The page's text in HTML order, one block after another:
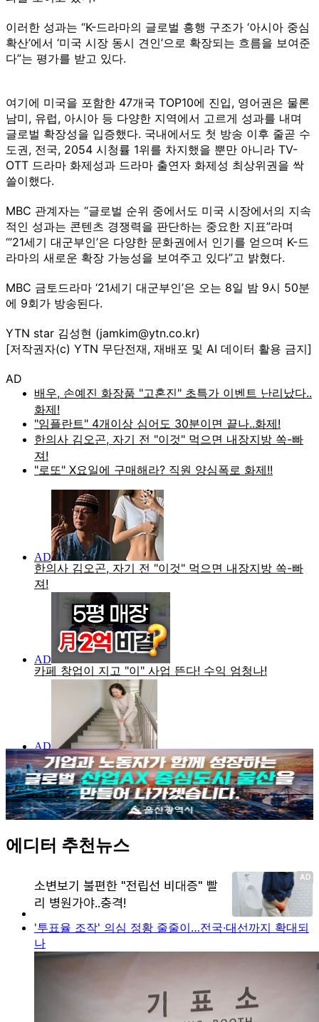
이러한 성과는 “K-드라마의 글로벌 흥행 구조가 ‘아시아 중심
확산’에서 ‘미국 시장 동시 견인’으로 확장되는 흐름을 보여준
다”는 평가를 받고 있다.
여기에 미국을 포함한 47개국 TOP10에 진입, 영어권은 물론
남미, 유럽, 아시아 등 다양한 지역에서 고르게 성과를 내며
글로벌 확장성을 입증했다. 국내에서도 첫 방송 이후 줄곧 수
도권, 전국, 2054 시청률 1위를 차지했을 뿐만 아니라 TV-
OTT 드라마 화제성과 드라마 출연자 화제성 최상위권을 싹
쓸이했다.
MBC 관계자는 “글로벌 순위 중에서도 미국 시장에서의 지속
적인 성과는 콘텐츠 경쟁력을 판단하는 중요한 지표”라며
“’21세기 대군부인’은 다양한 문화권에서 인기를 얻으며 K-드
라마의 새로운 확장 가능성을 보여주고 있다”고 밝혔다.
MBC 금토드라마 ‘21세기 대군부인’은 오는 8일 밤 9시 50분
에 9회가 방송된다.
YTN star 김성현 (jamkim@ytn.co.kr)
[저작권자(c) YTN 무단전재, 재배포 및 AI 데이터 활용 금지]
AD
에디터 추천뉴스
'투표율 조작' 의심 정황 줄줄이…전국·대선까지 확대되
나